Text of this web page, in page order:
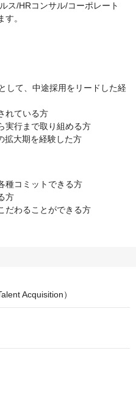
ス/HRコンサル/コーポレート
。
して、中途採用をリードした経
れている方
実行まで取り組める方
拡大期を経験した方
種コミットできる方
方
だわることができる方
Acquisition）